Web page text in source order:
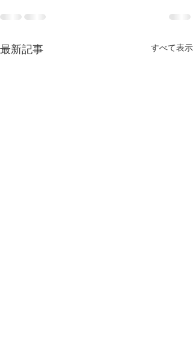
最新記事 すべて表示